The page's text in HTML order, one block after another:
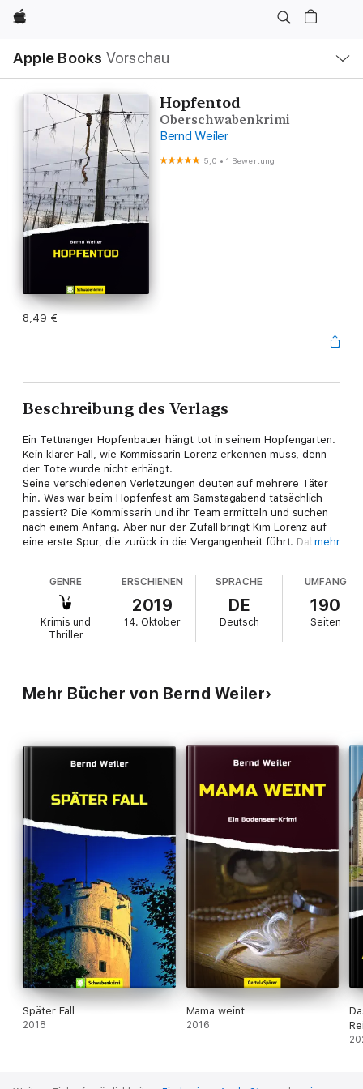
Apple
Apple Books Vorschau
Navigation
Menü
öffnen
Hopfentod
Oberschwabenkrimi
Bernd Weiler
5,0 •1 Bewertung
8,49 €
Beschreibung des Verlags
Ein Tettnanger Hopfenbauer hängt tot in seinem Hopfengarten.
Kein klarer Fall, wie Kommissarin Lorenz erkennen muss, denn
der Tote wurde nicht erhängt.
Seine verschiedenen Verletzungen deuten auf mehrere Täter
hin. Was war beim Hopfenfest am Samstagabend tatsächlich
passiert? Die Kommissarin und ihr Team ermitteln und suchen
nach einem Anfang. Aber nur der Zufall bringt Kim Lorenz auf
eine erste Spur, die zurück in die Vergangenheit führt. Dabeimehr
GENRE
Krimis und
Thriller
ERSCHIENEN
2019
14. Oktober
SPRACHE
DE
Deutsch
UMFANG
190
Seiten
Mehr Bücher von Bernd Weiler
Später Fall
2018
Mama weint
2016